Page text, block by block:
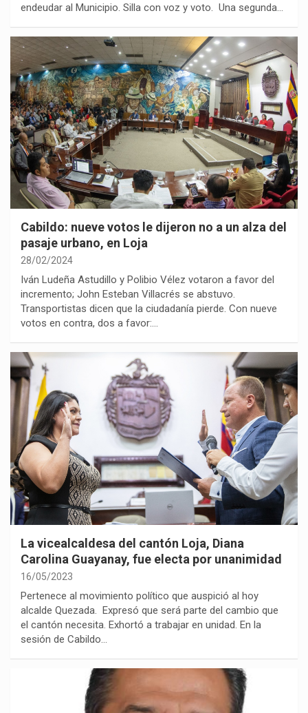
endeudar al Municipio. Silla con voz y voto. Una segunda…
Cabildo: nueve votos le dijeron no a un alza del
pasaje urbano, en Loja
28/02/2024
Iván Ludeña Astudillo y Polibio Vélez votaron a favor del
incremento; John Esteban Villacrés se abstuvo.
Transportistas dicen que la ciudadanía pierde. Con nueve
votos en contra, dos a favor:…
La vicealcaldesa del cantón Loja, Diana
Carolina Guayanay, fue electa por unanimidad
16/05/2023
Pertenece al movimiento político que auspició al hoy
alcalde Quezada. Expresó que será parte del cambio que
el cantón necesita. Exhortó a trabajar en unidad. En la
sesión de Cabildo…